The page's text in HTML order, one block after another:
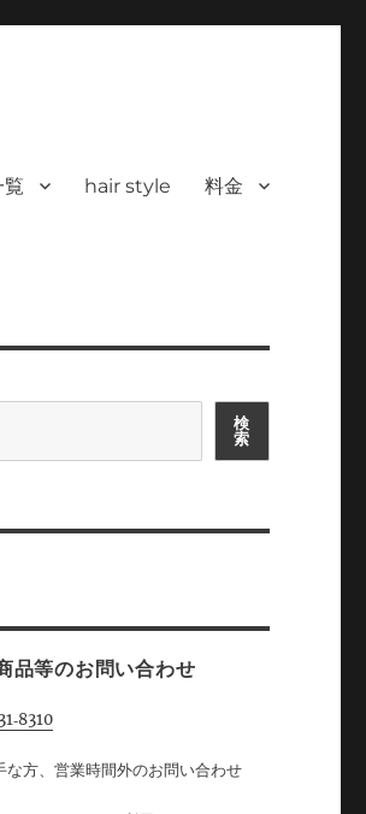
で営業｜天然100％
覧 hair style 料金
検
索
品等のお問い合わせ
な方、営業時間外のお問い合わせ